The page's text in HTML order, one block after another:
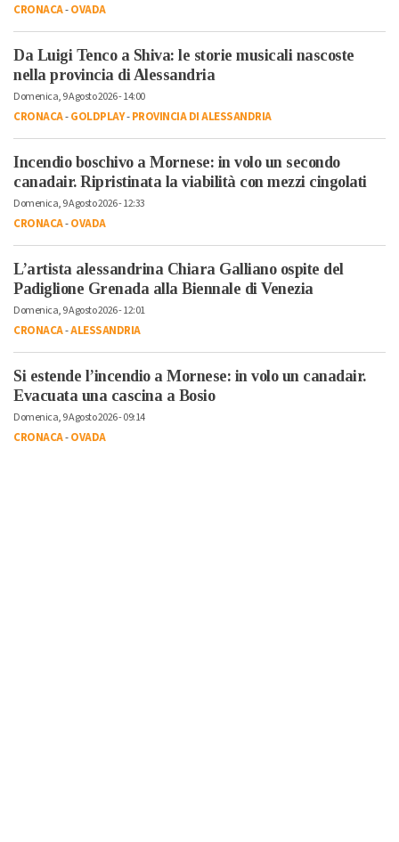
CRONACA-OVADA
Da Luigi Tenco a Shiva: le storie musicali nascoste
nella provincia di Alessandria
Domenica, 9 Agosto 2026 - 14:00
CRONACA-GOLDPLAY-PROVINCIA DI ALESSANDRIA
Incendio boschivo a Mornese: in volo un secondo
canadair. Ripristinata la viabilità con mezzi cingolati
Domenica, 9 Agosto 2026 - 12:33
CRONACA-OVADA
L’artista alessandrina Chiara Galliano ospite del
Padiglione Grenada alla Biennale di Venezia
Domenica, 9 Agosto 2026 - 12:01
CRONACA-ALESSANDRIA
Si estende l’incendio a Mornese: in volo un canadair.
Evacuata una cascina a Bosio
Domenica, 9 Agosto 2026 - 09:14
CRONACA-OVADA